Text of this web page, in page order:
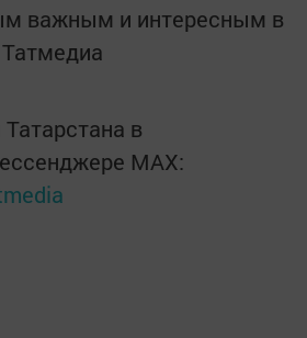
важным и интересным в
Татмедиа
в
MАХ: